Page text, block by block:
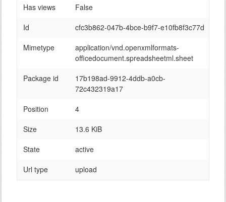
Has views
False
Id
cfc3b862-047b-4bce-b9f7-e10fb8f3c77d
Mimetype
application/vnd.openxmlformats-
officedocument.spreadsheetml.sheet
Package id
17b198ad-9912-4ddb-a0cb-
72c432319a17
Position
4
Size
13.6 KiB
State
active
Url type
upload